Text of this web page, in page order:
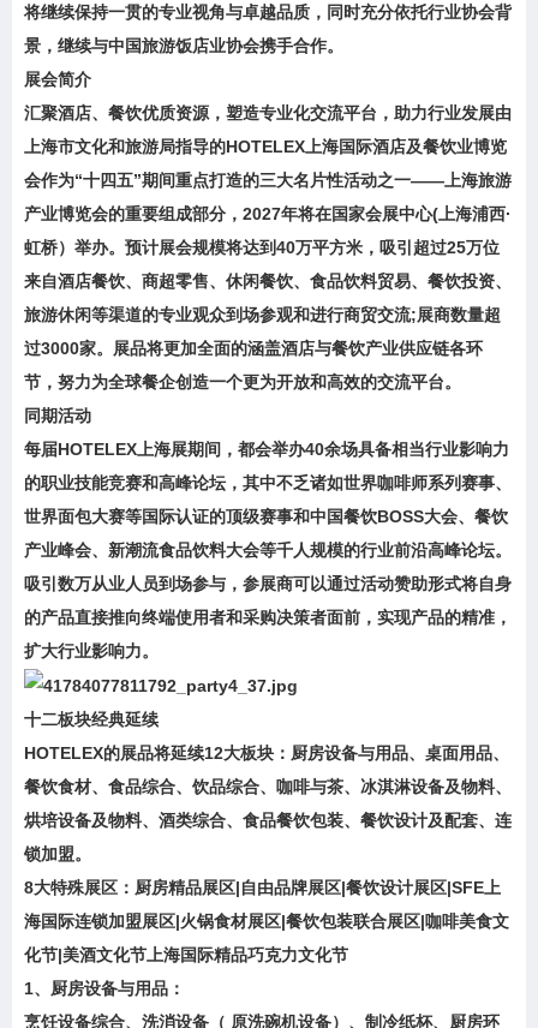
将继续保持一贯的专业视角与卓越品质，同时充分依托行业协会背
景，继续与中国旅游饭店业协会携手合作。
展会简介
汇聚酒店、餐饮优质资源，塑造专业化交流平台，助力行业发展由
上海市文化和旅游局指导的HOTELEX上海国际酒店及餐饮业博览
会作为“十四五”期间重点打造的三大名片性活动之一——上海旅游
产业博览会的重要组成部分，2027年将在国家会展中心(上海浦西·
虹桥）举办。预计展会规模将达到40万平方米，吸引超过25万位
来自酒店餐饮、商超零售、休闲餐饮、食品饮料贸易、餐饮投资、
旅游休闲等渠道的专业观众到场参观和进行商贸交流;展商数量超
过3000家。展品将更加全面的涵盖酒店与餐饮产业供应链各环
节，努力为全球餐企创造一个更为开放和高效的交流平台。
同期活动
每届HOTELEX上海展期间，都会举办40余场具备相当行业影响力
的职业技能竞赛和高峰论坛，其中不乏诸如世界咖啡师系列赛事、
世界面包大赛等国际认证的顶级赛事和中国餐饮BOSS大会、餐饮
产业峰会、新潮流食品饮料大会等千人规模的行业前沿高峰论坛。
吸引数万从业人员到场参与，参展商可以通过活动赞助形式将自身
的产品直接推向终端使用者和采购决策者面前，实现产品的精准，
扩大行业影响力。
十二板块经典延续
HOTELEX的展品将延续12大板块：厨房设备与用品、桌面用品、
餐饮食材、食品综合、饮品综合、咖啡与茶、冰淇淋设备及物料、
烘培设备及物料、酒类综合、食品餐饮包装、餐饮设计及配套、连
锁加盟。
8大特殊展区：厨房精品展区|自由品牌展区|餐饮设计展区|SFE上
海国际连锁加盟展区|火锅食材展区|餐饮包装联合展区|咖啡美食文
化节|美酒文化节上海国际精品巧克力文化节
1、厨房设备与用品：
烹饪设备综合、洗消设备（ 原洗碗机设备）、制冷纸杯、厨房环